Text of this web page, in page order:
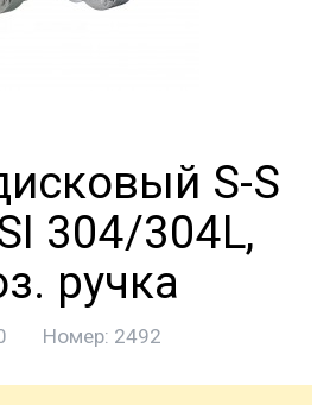
S-S
304/304L,
ручка
Номер: 2492